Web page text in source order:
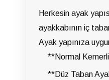
Herkesin ayak
ayakkabının iç
Ayak yapınıza
**Normal
**Düz Taban